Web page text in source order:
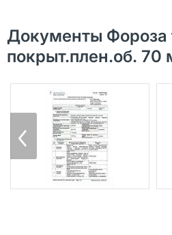
Документы Фороза
покрыт.плен.об. 70